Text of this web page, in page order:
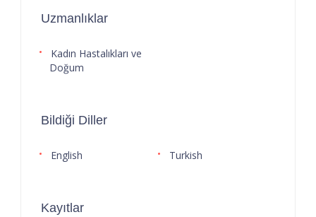
Uzmanlıklar
Kadın Hastalıkları ve
Doğum
Bildiği Diller
English Turkish
Kayıtlar